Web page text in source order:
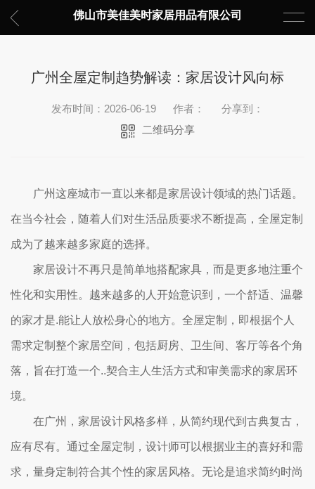
佛山市美佳美时家居用品有限公司
广州全屋定制趋势解读：家居设计风向标
发布时间：2026-06-19 作者：
分享到：
二维码分享
广州这座城市一直以来都是家居设计领域的热门话题。
在当今社会，随着人们对生活品质要求不断提高，全屋定制
成为了越来越多家庭的选择。
家居设计不再只是简单地搭配家具，而是更多地注重个
性化和实用性。越来越多的人开始意识到，一个舒适、温馨
的家才是.能让人放松身心的地方。全屋定制，即根据个人
需求定制整个家居空间，包括厨房、卫生间、客厅等各个角
落，旨在打造一个..契合主人生活方式和审美需求的家居环
境。
在广州，家居设计风格多样，从简约现代到古典复古，
应有尽有。通过全屋定制，设计师可以根据业主的喜好和需
求，量身定制符合其个性的家居风格。无论是追求简约时尚